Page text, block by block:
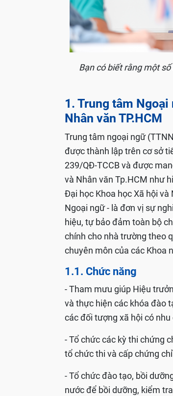
Bạn có biết rằng một
1. Trung tâm
Nhân văn TP.HCM
Trung tâm ngoại ngữ
được thành lập trên cơ sở
239/QĐ-TCCB và được
và Nhân văn Tp.HCM như
Đại học Khoa học Xã hội
Ngoại ngữ - là đơn vị sự
hiệu, tự bảo đảm toàn bộ
chính cho nhà trường theo
chuyên môn của các Khoa
1.1. Chức năng
- Tham mưu giúp Hiệu
và thực hiện các khóa đào
các đối tượng xã hội có nhu
- Tổ chức các kỳ thi chứng
tổ chức thi và cấp chứng
- Tổ chức đào tạo, bồi
nước để bồi dưỡng, kiểm